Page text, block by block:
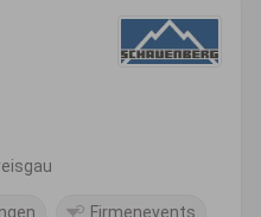
Firmenevents